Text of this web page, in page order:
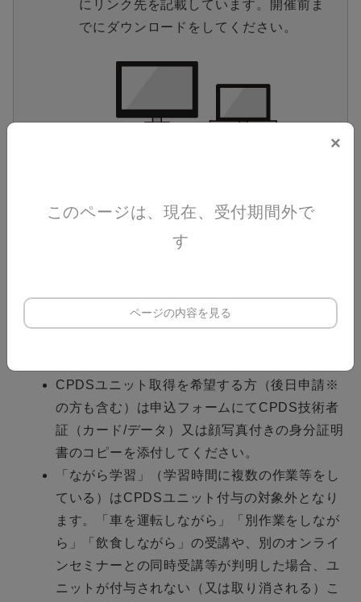
にリンク先を記載しています。
開催前ま
でにダウンロードをしてください。
となります。（形態コード：101-1）
CPDSユニット取得を希望する方（後日申請※
の方も含む）は申込フォームにてCPDS技術者
証（カード/データ）又は顔写真付きの身分証明
書のコピーを添付してください。
「ながら学習」（学習時間に複数の作業等をし
ている）はCPDSユニット付与の対象外となり
ます。「車を運転しながら」「別作業をしなが
ら」「飲食しながら」の受講や、別のオンライ
ンセミナーとの同時受講等が判明した場合、ユ
ニットが付与されない（又は取り消される）こ
×
このページは、現在、受付期間外で
す
ページの内容を見る